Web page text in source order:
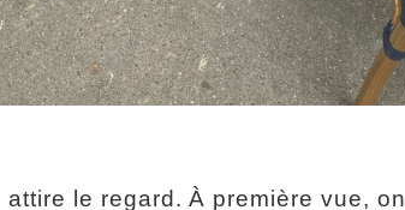
le regard. À première vue, on